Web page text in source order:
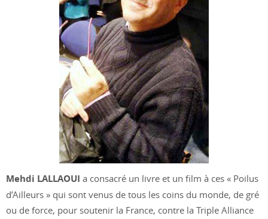
Mehdi LALLAOUI a consacré un livre et un film à ces « Poilus
d’Ailleurs » qui sont venus de tous les coins du monde, de gré
ou de force, pour soutenir la France, contre la Triple Alliance